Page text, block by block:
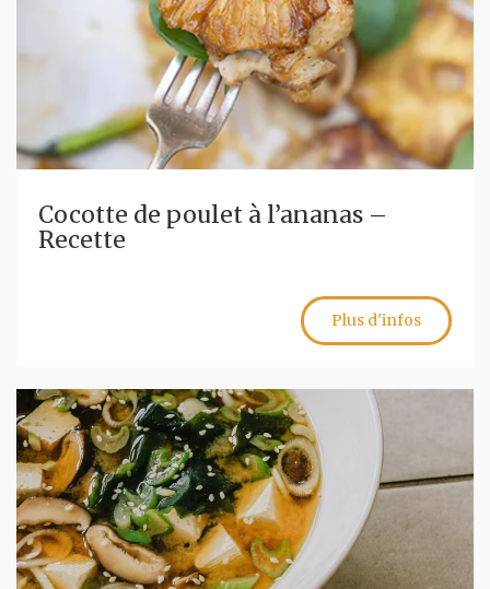
Cocotte de poulet à l’ananas –
Recette
Plus d'infos